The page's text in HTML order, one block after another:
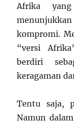
Afrika
kompromi.
“versi
berdiri
keragaman
Tentu saja,
Namun